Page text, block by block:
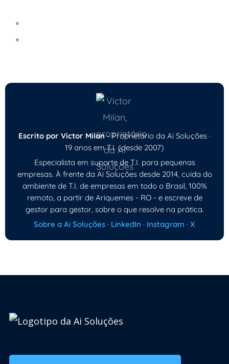
Escrito por Victor Milan- Proprietário da Ai Soluções ·
19 anos em T.I. (desde 2007)
Especialista em suporte de T.I. para pequenas
empresas. À frente da Ai Soluções desde 2014, cuida do
ambiente de T.I. de empresas em todo o Brasil, 100%
remoto, a partir de Ariquemes - RO - e escreve de
gestor para gestor, sobre o que resolve na prática.
Sobre a Ai Soluções · LinkedIn · Instagram · X